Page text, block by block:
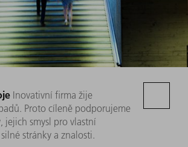
Inovativní firma žije
Proto cíleně podporujeme
jejich smysl pro vlastní
stránky a znalosti.